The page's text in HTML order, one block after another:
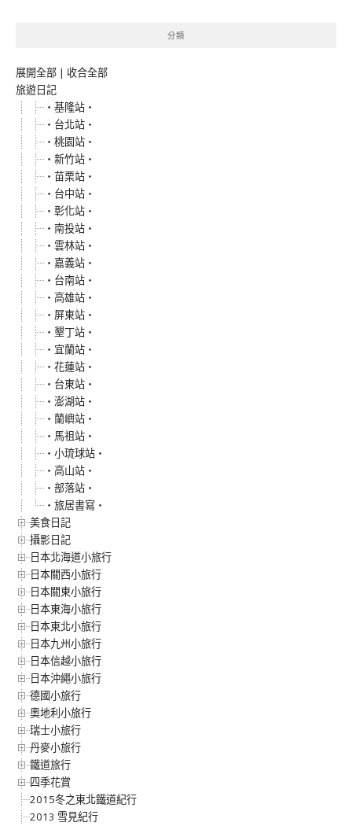
分類
展開全部 | 收合全部
旅遊日記
‧基隆站‧
‧台北站‧
‧桃園站‧
‧新竹站‧
‧苗栗站‧
‧台中站‧
‧彰化站‧
‧南投站‧
‧雲林站‧
‧嘉義站‧
‧台南站‧
‧高雄站‧
‧屏東站‧
‧墾丁站‧
‧宜蘭站‧
‧花蓮站‧
‧台東站‧
‧澎湖站‧
‧蘭嶼站‧
‧馬祖站‧
‧小琉球站‧
‧高山站‧
‧部落站‧
‧旅居書寫‧
美食日記
攝影日記
日本北海道小旅行
日本關西小旅行
日本關東小旅行
日本東海小旅行
日本東北小旅行
日本九州小旅行
日本信越小旅行
日本沖繩小旅行
德國小旅行
奧地利小旅行
瑞士小旅行
丹麥小旅行
鐵道旅行
四季花賞
2015冬之東北鐵道紀行
2013 雪見紀行